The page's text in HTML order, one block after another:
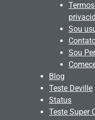
Sou
Sou
Blog
Teste Deville
Status
Teste Super